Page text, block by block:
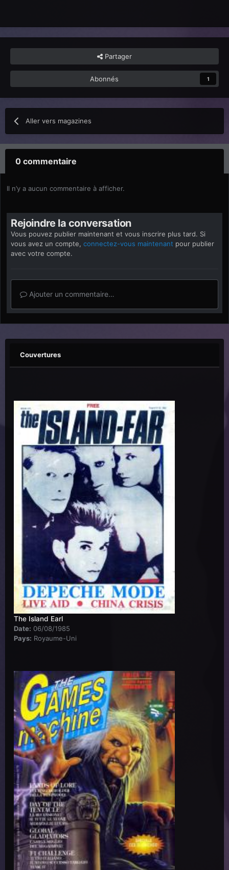
Partager
Abonnés 1
Aller vers magazines
0 commentaire
Il n’y a aucun commentaire à afficher.
Rejoindre la conversation
Vous pouvez publier maintenant et vous inscrire plus tard. Si
vous avez un compte, connectez-vous maintenant pour publier
avec votre compte.
Ajouter un commentaire…
Couvertures
The Island Earl
Date: 06/08/1985
Pays: Royaume-Uni